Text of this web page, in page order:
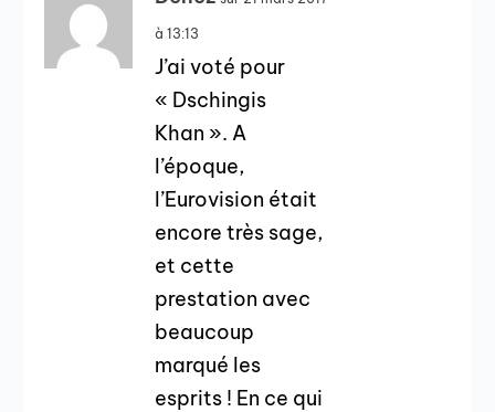
à 13:13
J’ai voté pour
« Dschingis
Khan ». A
l’époque,
l’Eurovision était
encore très sage,
et cette
prestation avec
beaucoup
marqué les
esprits ! En ce qui